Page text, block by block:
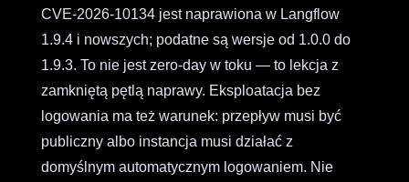
CVE-2026-10134 jest naprawiona w Langflow
1.9.4 i nowszych; podatne są wersje od 1.0.0 do
1.9.3. To nie jest zero-day w toku — to lekcja z
zamkniętą pętlą naprawy. Eksploatacja bez
logowania ma też warunek: przepływ musi być
publiczny albo instancja musi działać z
domyślnym automatycznym logowaniem. Nie